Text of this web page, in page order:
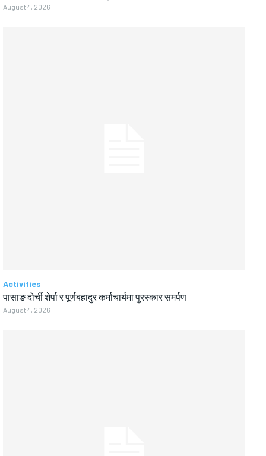
August 4, 2026
Activities
पासाङ दोर्ची शेर्पा र पूर्णबहादुर कर्माचार्यमा पुरस्कार समर्पण
August 4, 2026